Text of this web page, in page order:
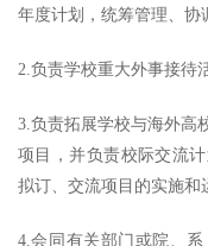
年度计划，统筹管理、协
2.负责学校重大外事接待
3.负责拓展学校与海外高
项目，并负责校际交流
拟订、交流项目的实施和
4.会同有关部门或院、